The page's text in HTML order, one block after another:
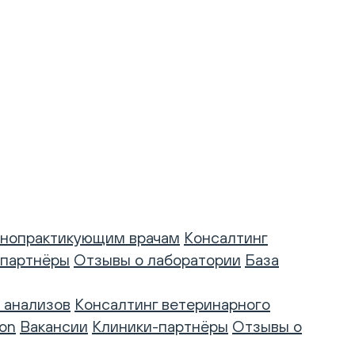
врачам Консалтинг
Отзывы о лаборатории База
Консалтинг ветеринарного
Вакансии Клиники-партнёры Отзывы о